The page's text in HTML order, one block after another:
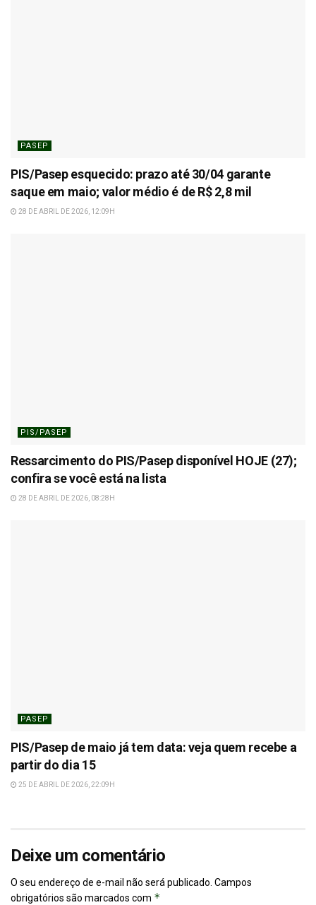
PASEP
PIS/Pasep esquecido: prazo até 30/04 garante
saque em maio; valor médio é de R$ 2,8 mil
28 DE ABRIL DE 2026, 12:09H
PIS/PASEP
Ressarcimento do PIS/Pasep disponível HOJE (27);
confira se você está na lista
28 DE ABRIL DE 2026, 08:28H
PASEP
PIS/Pasep de maio já tem data: veja quem recebe a
partir do dia 15
25 DE ABRIL DE 2026, 22:09H
Deixe um comentário
O seu endereço de e-mail não será publicado. Campos
obrigatórios são marcados com *